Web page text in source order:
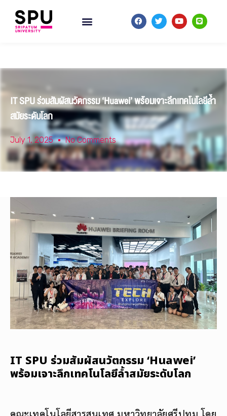
IT SPU ร่วมสัมผัสนวัตกรรม ‘Huawei’ พร้อมเจาะลึกเทคโนโลยีล้ำ
สมัยระดับโลก
July 1, 2025 No Comments
IT SPU ร่วมสัมผัสนวัตกรรม ‘Huawei’
พร้อมเจาะลึกเทคโนโลยีล้ำสมัยระดับโลก
คณะเทคโนโลยีสารสนเทศ มหาวิทยาลัยศรีปทุม โดย